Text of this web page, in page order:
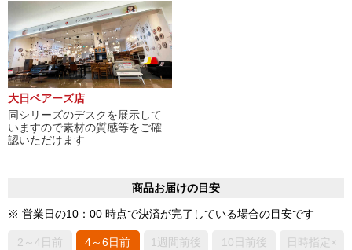
大日ベアーズ店
同シリーズのデスクを展示して
いますので素材の質感等をご確
認いただけます
商品お届けの目安
※ 営業日の10：00 時点で決済が完了している場合の目安です
2～4日前
4～6日前
1週間前後 10日前後 日時指定×